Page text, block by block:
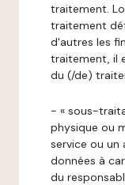
traitement.
traitement
d'autres les
traitement, il
du (/de)
- « sous-
physique ou
service ou un
données à
du